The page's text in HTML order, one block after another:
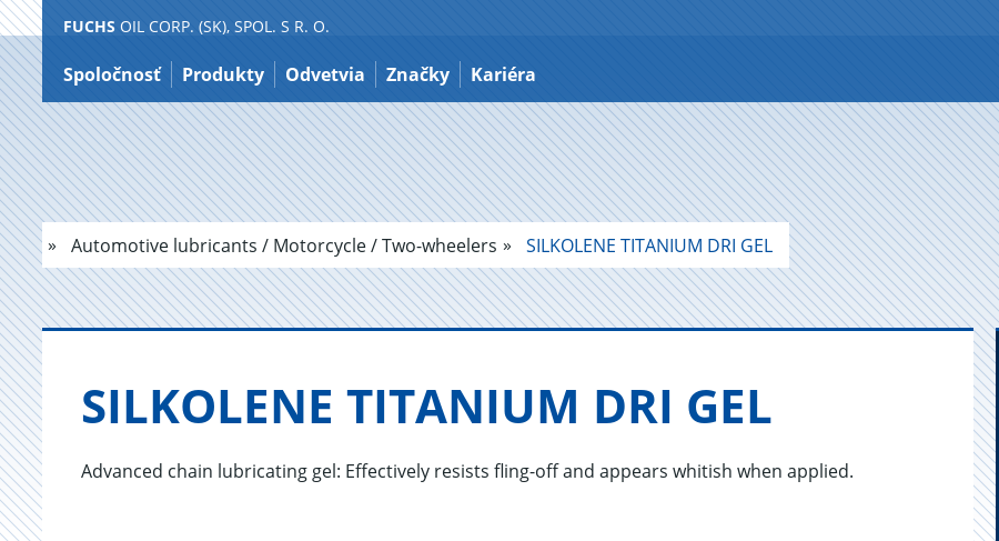
Preskočiť
na
obsah
FUCHS OIL CORP. (SK), SPOL. S R. O.
Spoločnosť Produkty Odvetvia Značky Kariéra
Automotive lubricants / Motorcycle / Two-wheelers SILKOLENE TITANIUM DRI GEL
SIL­KO­LE­NE TI­TA­NIUM DRI GEL
Advanced chain lubricating gel: Effectively resists fling-off and appears whitish when applied.